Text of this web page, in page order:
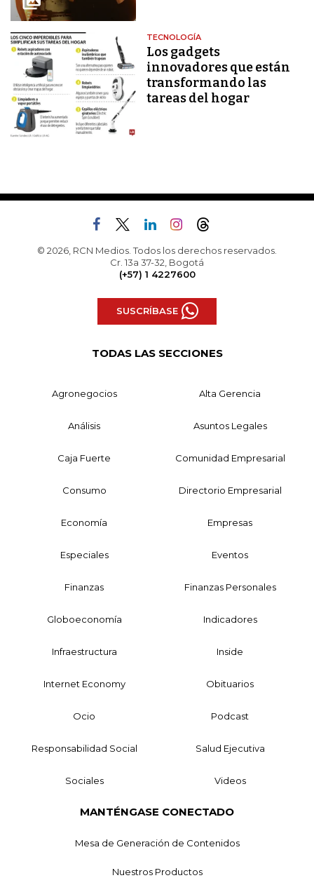
TECNOLOGÍA
Los gadgets
innovadores que están
transformando las
tareas del hogar
© 2026, RCN Medios. Todos los derechos reservados.
Cr. 13a 37-32, Bogotá
(+57) 1 4227600
SUSCRÍBASE
TODAS LAS SECCIONES
Agronegocios Alta Gerencia
Análisis Asuntos Legales
Caja Fuerte Comunidad Empresarial
Consumo Directorio Empresarial
Economía Empresas
Especiales Eventos
Finanzas Finanzas Personales
Globoeconomía Indicadores
Infraestructura Inside
Internet Economy Obituarios
Ocio Podcast
Responsabilidad Social Salud Ejecutiva
Sociales Videos
MANTÉNGASE CONECTADO
Mesa de Generación de Contenidos
Nuestros Productos